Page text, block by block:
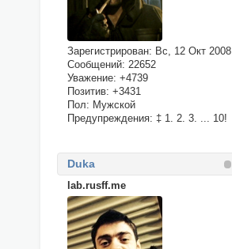
Зарегистрирован: Вс, 12 Окт 2008
Сообщений: 22652
Уважение: +4739
Позитив: +3431
Пол: Мужской
Предупреждения: ‡ 1. 2. 3. ... 10!
Duka
lab.rusff.me